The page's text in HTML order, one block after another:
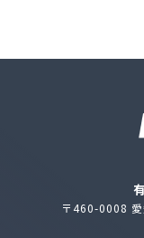
〒460-0008